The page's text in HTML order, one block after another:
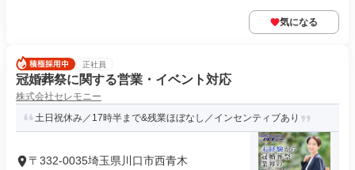
気になる
正社員
冠婚葬祭に関する営業・イベント対応
株式会社セレモニー
土日祝休み／17時半まで&残業ほぼなし／インセンティブあり
〒332-0035埼玉県川口市西青木